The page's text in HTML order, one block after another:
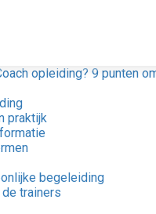
opleiding? 9 punten
praktijk
begeleiding
de trainers